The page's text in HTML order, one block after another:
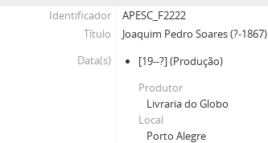
Identificador
APESC_F2222
Título
Joaquim Pedro Soares (?-1867)
Data(s)
[19--?](Produção)
Produtor
Livraria do Globo
Local
Porto Alegre